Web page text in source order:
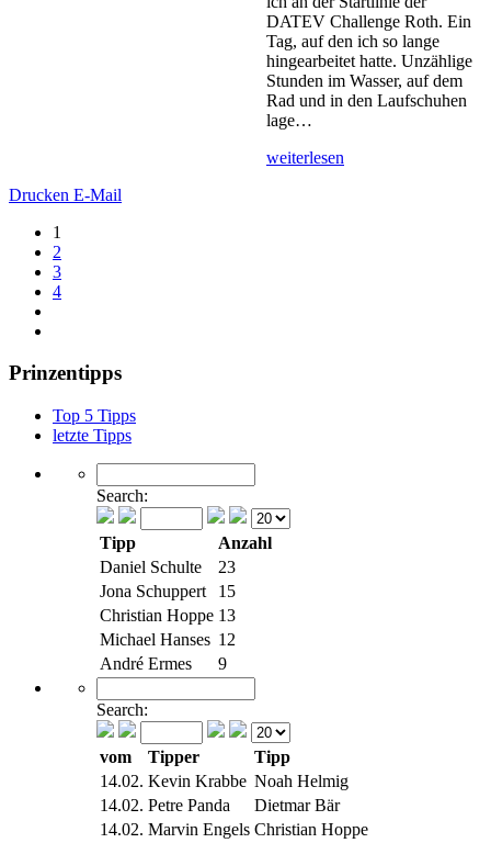
DATEV Challenge Roth. Ein
Tag, auf den ich so lange
hingearbeitet hatte. Unzählige
Stunden im Wasser, auf dem
Rad und in den Laufschuhen
lage…
weiterlesen
Drucken E-Mail
1
2
3
4
Prinzentipps
Top 5 Tipps
letzte Tipps
Search:
Tipp
Anzahl
Daniel Schulte
23
Jona Schuppert
15
Christian Hoppe 13
Michael Hanses 12
André Ermes
9
Search:
vom Tipper
Tipp
14.02. Kevin Krabbe Noah Helmig
14.02. Petre Panda
Dietmar Bär
14.02. Marvin Engels Christian Hoppe